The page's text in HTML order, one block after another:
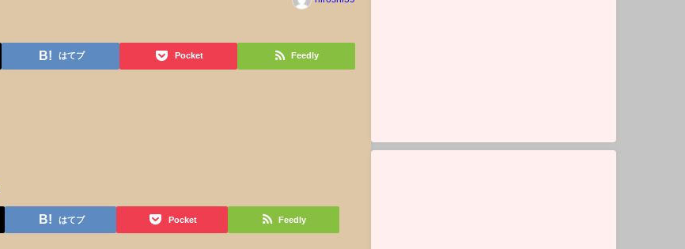
はてブ Pocket Feedly
はてブ Pocket Feedly